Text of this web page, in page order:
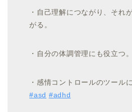
・自己理解につながり、それ
がる。
・自分の体調管理にも役立つ。
・感情コントロールのツール
#asd #adhd